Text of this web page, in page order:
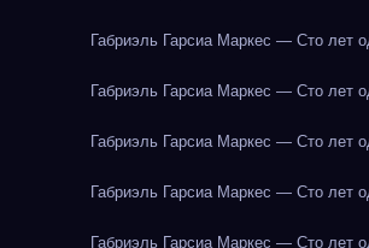
Габриэль Гарсиа Маркес — Сто лет
Габриэль Гарсиа Маркес — Сто лет
Габриэль Гарсиа Маркес — Сто лет
Габриэль Гарсиа Маркес — Сто лет
Габриэль Гарсиа Маркес — Сто лет